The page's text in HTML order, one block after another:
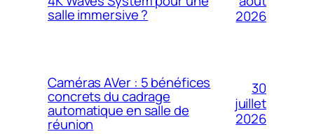
salle immersive ?
2026
Caméras AVer : 5 bénéfices
concrets du cadrage
automatique en salle de
réunion
30
juillet
2026